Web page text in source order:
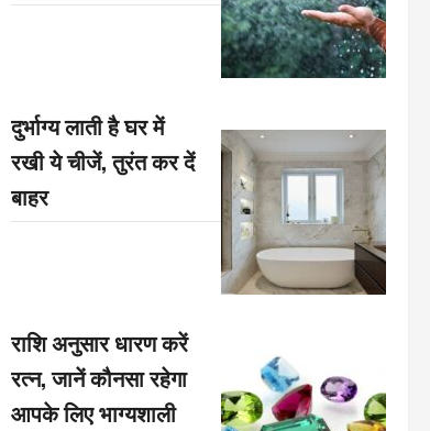
दुर्भाग्य लाती है घर में
रखी ये चीजें, तुरंत कर दें
बाहर
राशि अनुसार धारण करें
रत्न, जानें कौनसा रहेगा
आपके लिए भाग्यशाली